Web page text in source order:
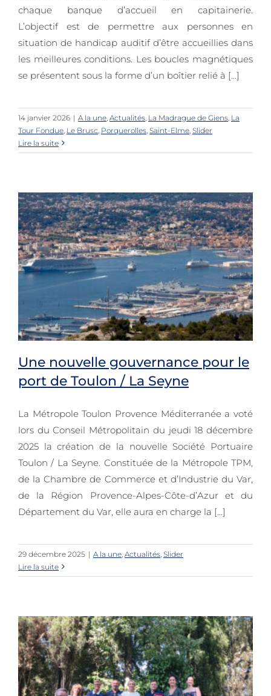
chaque banque d’accueil en capitainerie.
L’objectif est de permettre aux personnes en
situation de handicap auditif d’être accueillies dans
les meilleures conditions. Les boucles magnétiques
se présentent sous la forme d’un boîtier relié à [...]
14 janvier 2026 | A la une Actualités La Madrague de Giens La
Tour Fondue Le Brusc Porquerolles Saint-Elme Slider
Lire la suite
Une nouvelle gouvernance pour le
port de Toulon / La Seyne
Une nouvelle gouvernance pour le
port de Toulon / La Seyne
La Métropole Toulon Provence Méditerranée a voté
lors du Conseil Métropolitain du jeudi 18 décembre
2025 la création de la nouvelle Société Portuaire
Toulon / La Seyne. Constituée de la Métropole TPM,
de la Chambre de Commerce et d’Industrie du Var,
de la Région Provence-Alpes-Côte-d’Azur et du
Département du Var, elle aura en charge la [...]
29 décembre 2025 | A la une Actualités Slider
Lire la suite